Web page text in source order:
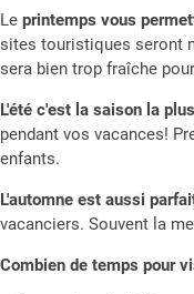
Le printemps vous
sites touristiques seront
sera bien trop fraîche
L'été c'est la saison la
pendant vos vacances!
enfants.
L'automne est aussi
vacanciers. Souvent la
Combien de temps pour